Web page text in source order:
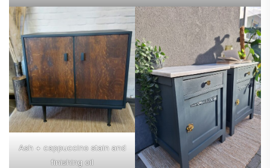
Ash + cappuccino stain and
finishing oil